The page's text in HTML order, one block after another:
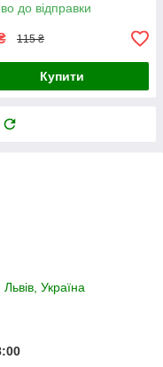
до відправки
115 ₴
Купити
Україна